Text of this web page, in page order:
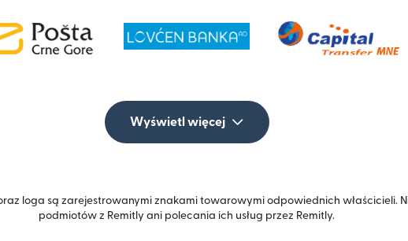
Wyświetl więcej
loga są zarejestrowanymi znakami towarowymi odpowiednich właścicieli.
podmiotów z Remitly ani polecania ich usług przez Remitly.